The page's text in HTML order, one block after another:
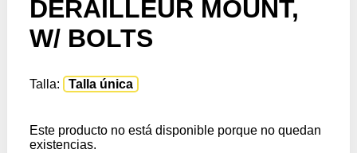
DERAILLEUR MOUNT,
W/ BOLTS
Talla: Talla única
Este producto no está disponible porque no quedan
existencias.